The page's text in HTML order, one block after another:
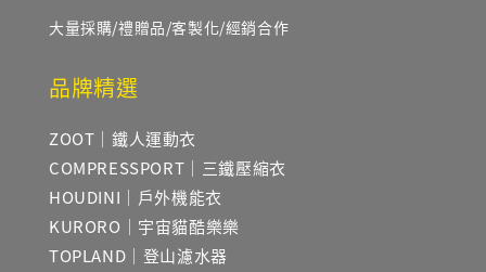
大量採購/禮贈品/客製化/經銷合作
品牌精選
ZOOT｜鐵人運動衣
COMPRESSPORT｜三鐵壓縮衣
HOUDINI｜戶外機能衣
KURORO｜宇宙貓酷樂樂
TOPLAND｜登山濾水器